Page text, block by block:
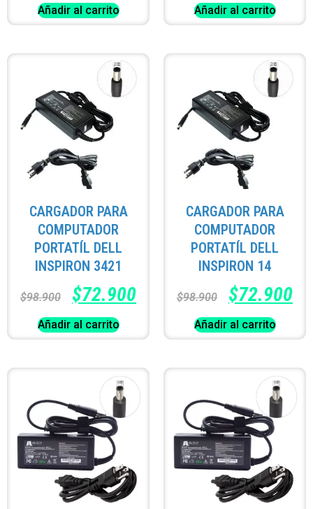
Añadir al carrito Añadir al carrito
CARGADOR PARA
COMPUTADOR
PORTATÍL DELL
INSPIRON 3421
$98.900 $72.900
Añadir al carrito
CARGADOR PARA
COMPUTADOR
PORTATÍL DELL
INSPIRON 14
$98.900 $72.900
Añadir al carrito